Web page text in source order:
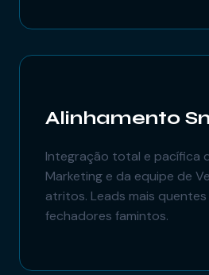
Alinhamento
Integração total e pacífica
Marketing e da equipe de
atritos. Leads mais
fechadores famintos.